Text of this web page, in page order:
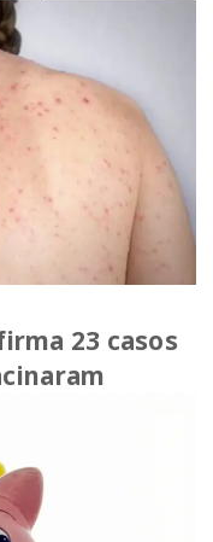
23 casos